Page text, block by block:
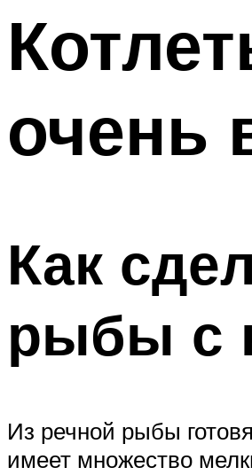
очень
Как
рыбы с
Из речной рыбы
имеет множество